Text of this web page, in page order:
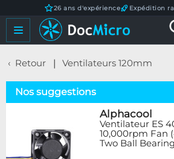
26 ans d'expérience Expédition
Retour Ventilateurs 120mm
Nos suggestions
Alphacool
Ventilateur ES
10,000rpm Fan
Two Ball